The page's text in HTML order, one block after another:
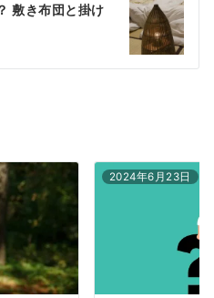
敷き布団と掛け
2024年6月23日